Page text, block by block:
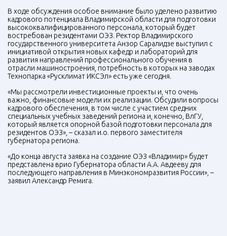
В ходе обсуждения особое внимание было уделено развитию
кадрового потенциала Владимирской области для подготовки
высококвалифицированного персонала, который будет
востребован резидентами ОЭЗ. Ректор Владимирского
государственного университета Анзор Саралидзе выступил с
инициативой открытия новых кафедр и лабораторий для
развития направлений профессионального обучения в
отрасли машиностроения, потребность в которых на заводах
Технопарка «Русклимат ИКСЭл» есть уже сегодня.
«Мы рассмотрели инвестиционные проекты и, что очень
важно, финансовые модели их реализации. Обсудили вопросы
кадрового обеспечения, в том числе с участием средних
специальных учебных заведений региона и, конечно, ВлГУ,
который является опорной базой подготовки персонала для
резидентов ОЭЗ», – сказал и.о. первого заместителя
губернатора региона.
«До конца августа заявка на создание ОЭЗ «Владимир» будет
представлена врио Губернатора области А.А. Авдееву для
последующего направления в Минэкономразвития России», –
заявил Александр Ремига.